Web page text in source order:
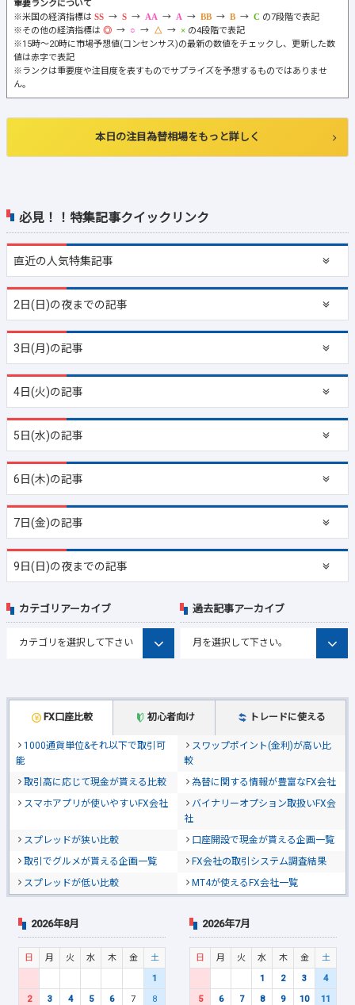
必見！！特集記事クイックリンク
直近の人気特集記事
2日(日)の夜までの記事
3日(月)の記事
4日(火)の記事
5日(水)の記事
6日(木)の記事
7日(金)の記事
9日(日)の夜までの記事
重要ランクについて
※米国の経済指標は
→ → → → → →
の7段階で表記
※その他の経済指標は
→ → →
の4段階で表記
※15時～20時に市場予想値(コンセンサス)の最新の数値をチェックし、更新した数
値は赤字で表記
※ランクは重要度や注目度を表すものでサプライズを予想するものではありませ
ん。
本日の注目為替相場をもっと詳しく
FX口座比較 初心者向け トレードに使える
1000通貨単位&それ以下で取引可
能
スワップポイント(金利)が高い比
較
取引高に応じて現金が貰える比較
為替に関する情報が豊富なFX会社
スマホアプリが使いやすいFX会社
バイナリーオプション取扱いFX会
社
スプレッドが狭い比較
口座開設で現金が貰える企画一覧
取引でグルメが貰える企画一覧
FX会社の取引システム調査結果
スプレッドが低い比較
MT4が使えるFX会社一覧
カテゴリアーカイブ 過去記事アーカイブ
2026年8月
日 月 火 水 木 金
土
1
2
3 4 5 6 7
8
2026年7月
日 月 火 水 木 金
土
1
2 3
4
5
6 7 8 9 10
11